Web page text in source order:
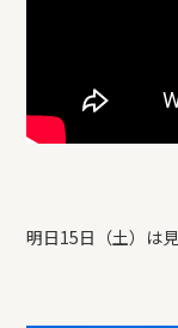
明日15日（土）は